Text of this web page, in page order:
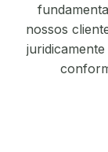
nossos